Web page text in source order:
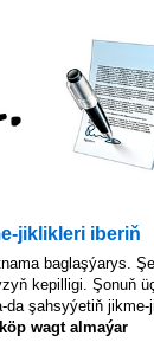
jiklikleri iberiň
baglaşýarys.
kepilligi. Şonuň
da şahsyýetiň
wagt almaýar